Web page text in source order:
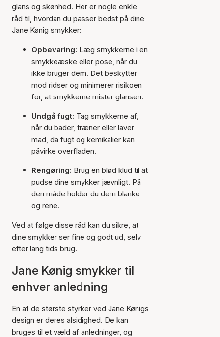
glans og skønhed. Her er nogle enkle
råd til, hvordan du passer bedst på dine
Jane Kønig smykker:
Opbevaring: Læg smykkerne i en
smykkeæske eller pose, når du
ikke bruger dem. Det beskytter
mod ridser og minimerer risikoen
for, at smykkerne mister glansen.
Undgå fugt: Tag smykkerne af,
når du bader, træner eller laver
mad, da fugt og kemikalier kan
påvirke overfladen.
Rengøring: Brug en blød klud til at
pudse dine smykker jævnligt. På
den måde holder du dem blanke
og rene.
Ved at følge disse råd kan du sikre, at
dine smykker ser fine og godt ud, selv
efter lang tids brug.
Jane Kønig smykker til
enhver anledning
En af de største styrker ved Jane Kønigs
design er deres alsidighed. De kan
bruges til et væld af anledninger, og